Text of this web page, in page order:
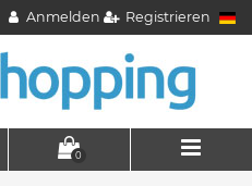
Anmelden Registrieren
0